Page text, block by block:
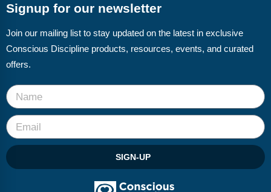
Signup for our newsletter
Join our mailing list to stay updated on the latest in exclusive
Conscious Discipline products, resources, events, and curated
offers.
SIGN-UP